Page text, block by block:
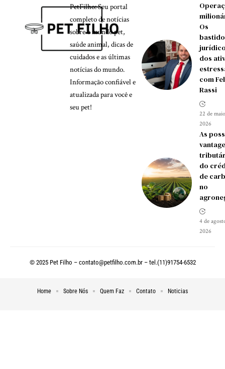
PetFilho: Seu portal
completo de notícias
sobre o mundo pet,
saúde animal, dicas de
cuidados e as últimas
notícias do mundo.
Informação confiável e
atualizada para você e
seu pet!
Os
dos
com
Rassi
22 de
2026
As
do
de
no
4 de
2026
© 2025 Pet Filho – contato@petfilho.com.br– tel.(11)91754-6532
Home Sobre Nós Quem Faz Contato Noticias